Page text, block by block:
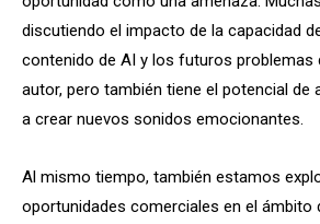
discutiendo el impacto de la capacidad
contenido de AI y los futuros problemas
autor, pero también tiene el potencial de
a crear nuevos sonidos emocionantes.
Al mismo tiempo, también estamos
oportunidades comerciales en el ámbito